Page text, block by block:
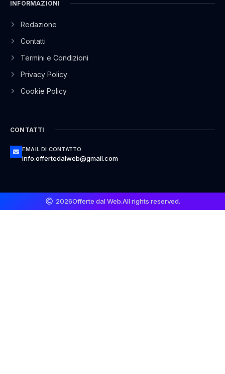
INFORMAZIONI
Redazione
Contatti
Termini e Condizioni
Privacy Policy
Cookie Policy
CONTATTI
EMAIL DI CONTATTO:
info.offertedalweb@gmail.com
2026Offerte dal Web.All rights reserved.